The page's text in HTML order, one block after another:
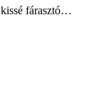
fárasztó…